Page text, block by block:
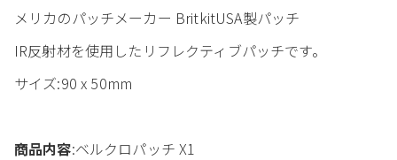
メリカのパッチメーカー BritkitUSA製パッチ
IR反射材を使用したリフレクティブパッチです。
サイズ:90 x 50mm
商品内容:ベルクロパッチ X1